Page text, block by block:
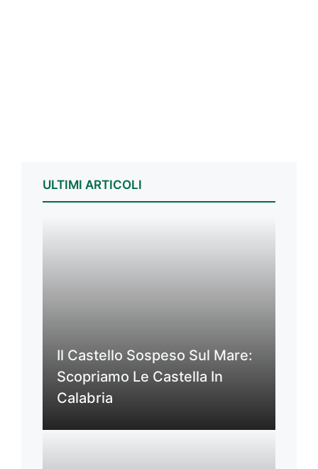
ULTIMI ARTICOLI
Il Castello Sospeso Sul Mare:
Scopriamo Le Castella In
Calabria